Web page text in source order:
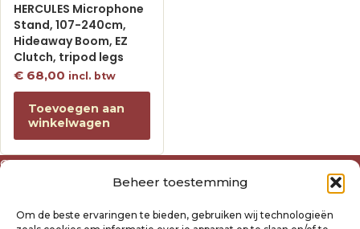
Beheer toestemming
Om de beste ervaringen te bieden, gebruiken wij technologieën
HERCULES Microphone
Stand, 107-240cm,
Hideaway Boom, EZ
Clutch, tripod legs
€ 68,00 incl. btw
Toevoegen aan
winkelwagen
Over ons
Algemene voorwaarden
Privacyverklaring Raysland